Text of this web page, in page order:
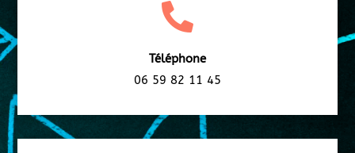

Téléphone
06 59 82 11 45